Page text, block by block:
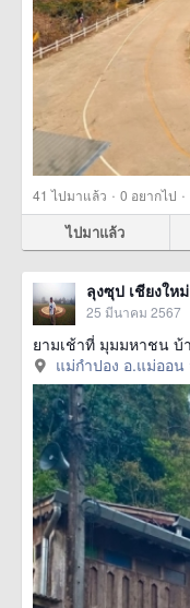
41 ไปมาแล้ว · 0 อยากไป ·
ไปมาแล้ว
ลุงซุป เชียงให
25 มีนาคม 2567
ยามเช้าที่ มุมมหาชน บ้
แม่กำปอง อ.แม่ออน